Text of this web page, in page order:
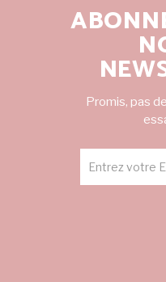
Promis, pas